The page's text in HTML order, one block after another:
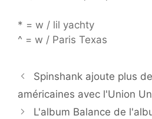
* = w / lil yachty
^ = w / Paris Texas
Spinshank ajoute plus
américaines avec l'Union
L'album Balance de